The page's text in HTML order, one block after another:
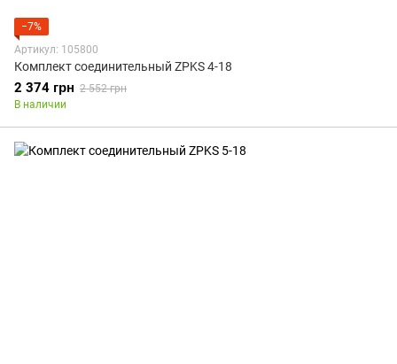
−7%
Артикул: 105800
Комплект соединительный ZPKS 4-18
2 374 грн 2 552 грн
В наличии